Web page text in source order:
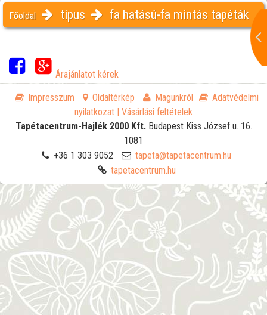
Főoldal tipus fa hatású-fa mintás tapéták
Árajánlatot kérek
Impresszum Oldaltérkép Magunkról
Adatvédelmi
nyilatkozat
| Vásárlási feltételek
Tapétacentrum-Hajlék 2000 Kft. Budapest Kiss József u. 16.
1081
+36 1 303 9052
tapeta@tapetacentrum.hu
tapetacentrum.hu